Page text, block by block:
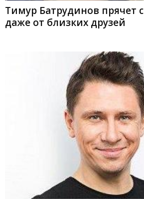
Тимур Батрудинов прячет
даже от близких друзей